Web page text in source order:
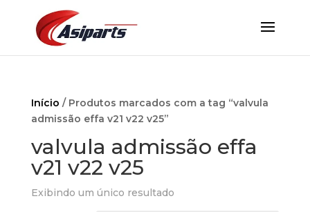
Início / Produtos marcados com a tag “valvula
admissão effa v21 v22 v25”
valvula admissão effa
v21 v22 v25
Exibindo um único resultado